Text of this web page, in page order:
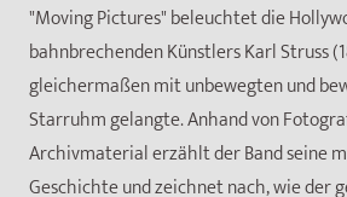
"Moving Pictures" beleuchtet die
bahnbrechenden Künstlers Karl Struss
gleichermaßen mit unbewegten und
Starruhm gelangte. Anhand von
Archivmaterial erzählt der Band seine
Geschichte und zeichnet nach, wie der